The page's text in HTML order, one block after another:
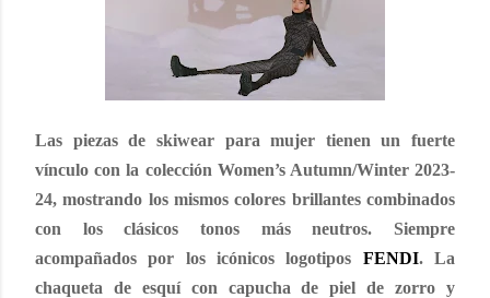
Las piezas de skiwear para mujer tienen un fuerte
vínculo con la colección Women’s Autumn/Winter 2023-
24, mostrando los mismos colores brillantes combinados
con los clásicos tonos más neutros. Siempre
acompañados por los icónicos logotipos FENDI. La
chaqueta de esquí con capucha de piel de zorro y